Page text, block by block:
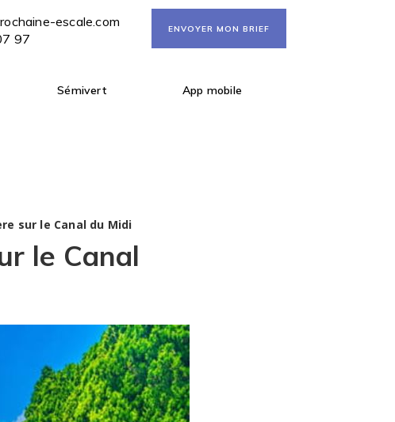
BRIEF
escale.com
97
ENVOYER MON BRIEF
Sémivert App mobile
sur le Canal du Midi
le Canal